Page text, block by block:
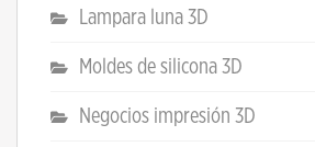
Lampara luna 3D
Moldes de silicona 3D
Negocios impresión 3D